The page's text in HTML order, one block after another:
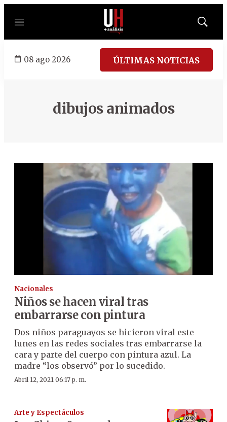
Menú
Mostrar
08 ago 2026 ÚLTIMAS NOTICIAS
dibujos animados
Nacionales
Niños se hacen viral tras
embarrarse con pintura
Dos niños paraguayos se hicieron viral este
lunes en las redes sociales tras embarrarse la
cara y parte del cuerpo con pintura azul. La
madre “los observó” por lo sucedido.
Abril 12, 2021 06:17 p. m.
Arte y Espectáculos